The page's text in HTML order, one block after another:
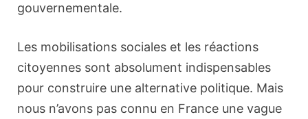
gouvernementale.
Les mobilisations sociales et les réactions
citoyennes sont absolument indispensables
pour construire une alternative politique. Mais
nous n’avons pas connu en France une vague